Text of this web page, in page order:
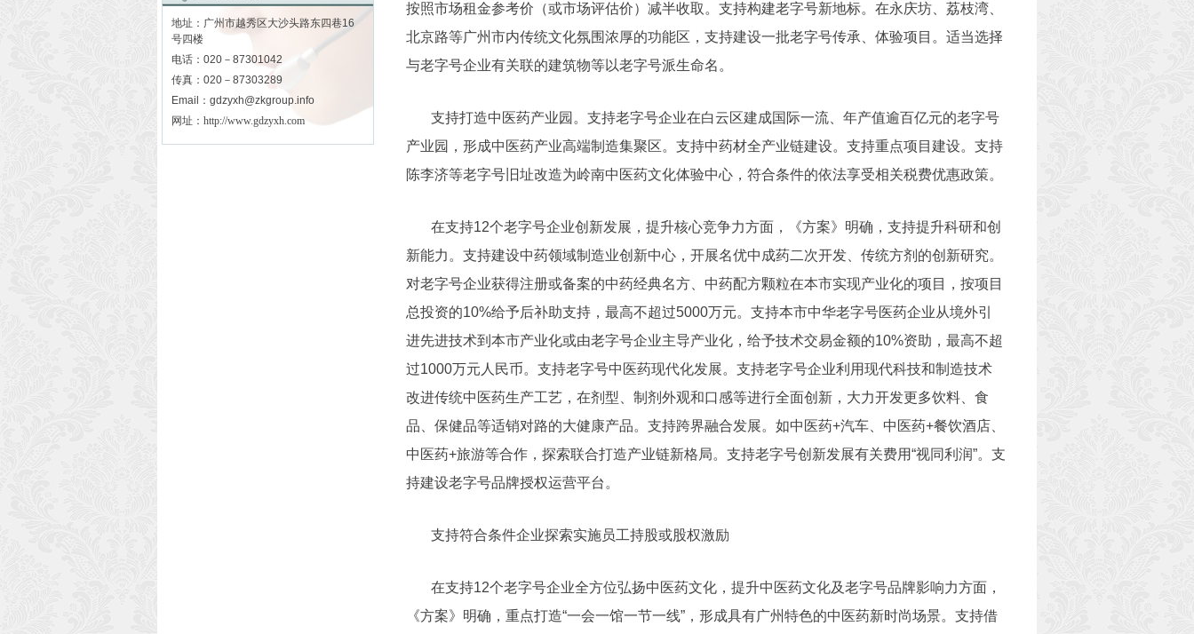
地址：广州市越秀区大沙头路东四巷16
号四楼
电话：020－87301042
传真：020－87303289
Email：gdzyxh@zkgroup.info
网址： http://www.gdzyxh.com
按照市场租金参考价（或市场评估价）减半收取。支持构建老字号新地标。在永庆坊、荔枝湾、
北京路等广州市内传统文化氛围浓厚的功能区，支持建设一批老字号传承、体验项目。适当选择
与老字号企业有关联的建筑物等以老字号派生命名。
支持打造中医药产业园。支持老字号企业在白云区建成国际一流、年产值逾百亿元的老字号
产业园，形成中医药产业高端制造集聚区。支持中药材全产业链建设。支持重点项目建设。支持
陈李济等老字号旧址改造为岭南中医药文化体验中心，符合条件的依法享受相关税费优惠政策。
在支持12个老字号企业创新发展，提升核心竞争力方面，《方案》明确，支持提升科研和创
新能力。支持建设中药领域制造业创新中心，开展名优中成药二次开发、传统方剂的创新研究。
对老字号企业获得注册或备案的中药经典名方、中药配方颗粒在本市实现产业化的项目，按项目
总投资的10%给予后补助支持，最高不超过5000万元。支持本市中华老字号医药企业从境外引
进先进技术到本市产业化或由老字号企业主导产业化，给予技术交易金额的10%资助，最高不超
过1000万元人民币。支持老字号中医药现代化发展。支持老字号企业利用现代科技和制造技术
改进传统中医药生产工艺，在剂型、制剂外观和口感等进行全面创新，大力开发更多饮料、食
品、保健品等适销对路的大健康产品。支持跨界融合发展。如中医药+汽车、中医药+餐饮酒店、
中医药+旅游等合作，探索联合打造产业链新格局。支持老字号创新发展有关费用“视同利润”。支
持建设老字号品牌授权运营平台。
支持符合条件企业探索实施员工持股或股权激励
在支持12个老字号企业全方位弘扬中医药文化，提升中医药文化及老字号品牌影响力方面，
《方案》明确，重点打造“一会一馆一节一线”，形成具有广州特色的中医药新时尚场景。支持借